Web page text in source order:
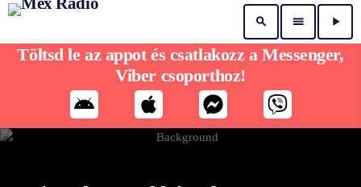
search menu play_arrow
Töltsd le az appot és csatlakozz a Messenger,
Viber csoporthoz!